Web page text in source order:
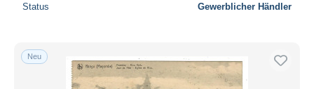
Status Gewerblicher Händler
Neu